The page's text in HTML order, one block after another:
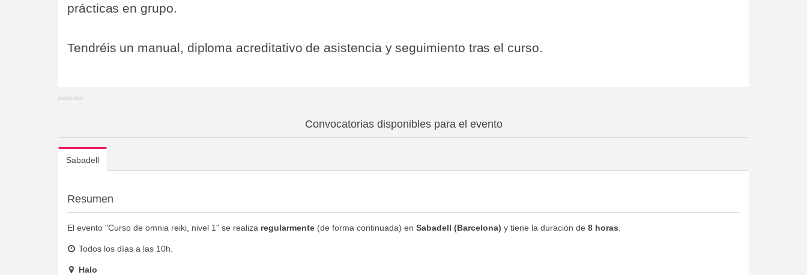
prácticas en grupo.
Tendréis un manual, diploma acreditativo de asistencia y seguimiento tras el curso.
Convocatorias disponibles para el evento
Sabadell
Resumen
El evento "Curso de omnia reiki, nivel 1" se realiza regularmente (de forma continuada) en Sabadell (Barcelona) y tiene la duración de 8 horas
Todos los días a las 10h.
Halo